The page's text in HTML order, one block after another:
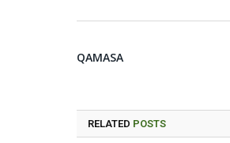
QAMASA
RELATED POSTS